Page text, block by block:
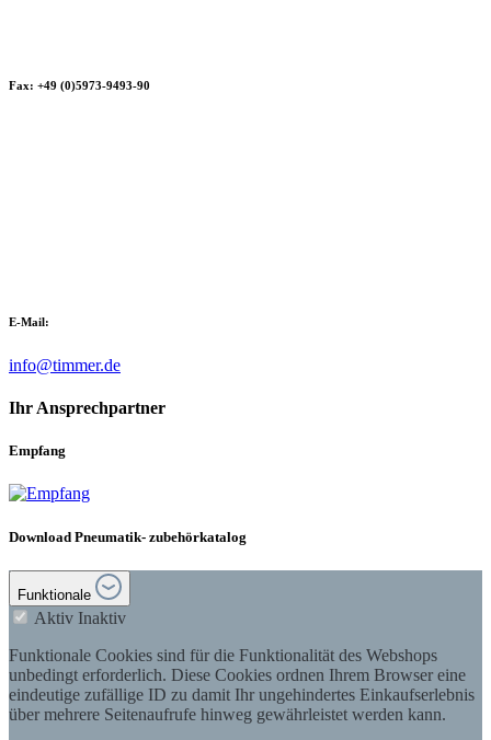
Fax: +49 (0)5973-9493-90
E-Mail:
info@timmer.de
Ihr Ansprechpartner
Empfang
Download Pneumatik- zubehörkatalog
Funktionale
Aktiv Inaktiv
Funktionale Cookies sind für die Funktionalität des Webshops
unbedingt erforderlich. Diese Cookies ordnen Ihrem Browser eine
eindeutige zufällige ID zu damit Ihr ungehindertes Einkaufserlebnis
über mehrere Seitenaufrufe hinweg gewährleistet werden kann.